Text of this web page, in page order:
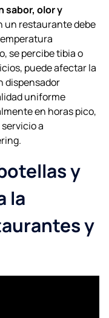
sabor, olor y
un restaurante debe
se percibe tibia o
puede afectar la
dispensador
uniforme
en horas pico,
a
y
la
y